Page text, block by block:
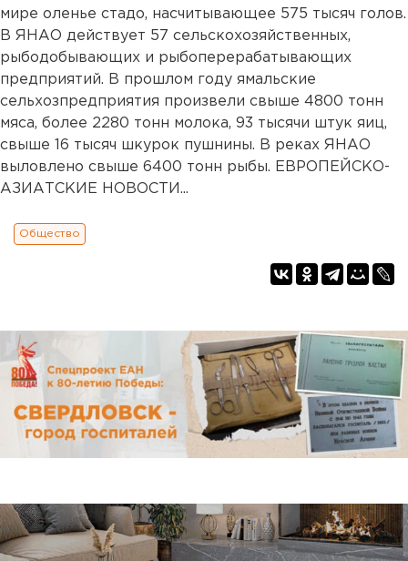
мире оленье стадо, насчитывающее 575 тысяч голов.
В ЯНАО действует 57 сельскохозяйственных,
рыбодобывающих и рыбоперерабатывающих
предприятий. В прошлом году ямальские
сельхозпредприятия произвели свыше 4800 тонн
мяса, более 2280 тонн молока, 93 тысячи штук яиц,
свыше 16 тысяч шкурок пушнины. В реках ЯНАО
выловлено свыше 6400 тонн рыбы. ЕВРОПЕЙСКО-
АЗИАТСКИЕ НОВОСТИ...
Общество